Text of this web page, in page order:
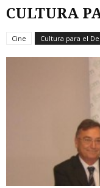
CULTURA
Cine Cultura para el